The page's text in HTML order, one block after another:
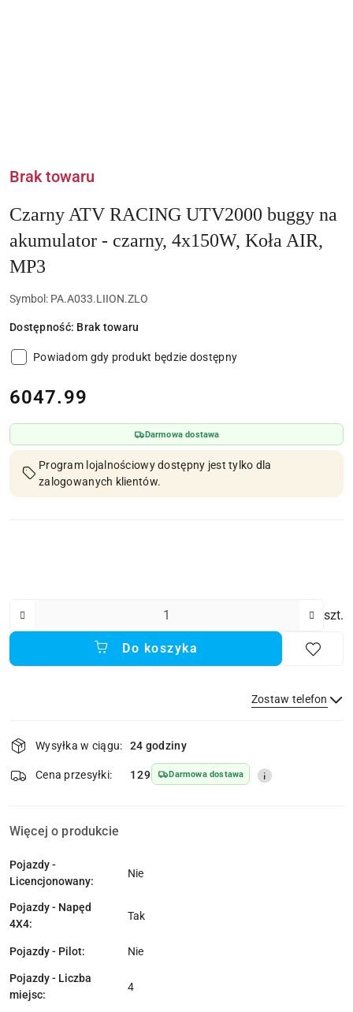
Brak towaru
Czarny ATV RACING UTV2000 buggy na
akumulator - czarny, 4x150W, Koła AIR,
MP3
Symbol: PA.A033.LIION.ZLO
Dostępność: Brak towaru
Powiadom gdy produkt będzie dostępny
cena:
6047.99
Darmowa dostawa
Program lojalnościowy dostępny jest tylko dla
zalogowanych klientów.
szt.
Do koszyka
Zostaw telefon
Wyślij
i
dostawa
Wysyłka w ciągu: 24 godziny
Cena przesyłki: 129 Darmowa dostawa
Więcej o produkcie
Pojazdy -
Licencjonowany:
Nie
Pojazdy - Napęd
4X4:
Tak
Pojazdy - Pilot: Nie
Pojazdy - Liczba
miejsc:
4